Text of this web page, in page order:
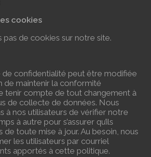
cookies
pas de cookies sur notre site.
confidentialité peut être modifiée
de maintenir la conformité
tenir compte de tout changement à
de collecte de données. Nous
à nos utilisateurs de vérifier notre
à autre pour s’assurer qu’ils
de toute mise à jour. Au besoin, nous
les utilisateurs par courriel
apportés à cette politique.